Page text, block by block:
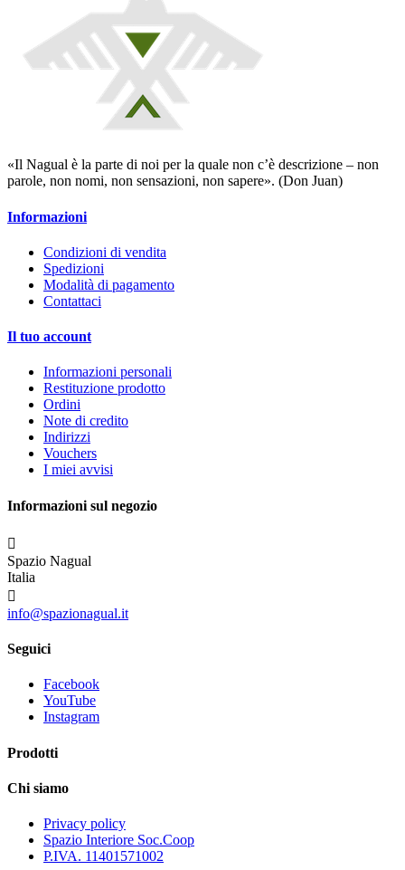
«Il Nagual è la parte di noi per la quale non c’è descrizione – non
parole, non nomi, non sensazioni, non sapere». (Don Juan)
Informazioni
Condizioni di vendita
Spedizioni
Modalità di pagamento
Contattaci
Il tuo account
Informazioni personali
Restituzione prodotto
Ordini
Note di credito
Indirizzi
Vouchers
I miei avvisi
Informazioni sul negozio

Spazio Nagual
Italia

info@spazionagual.it
Seguici
Facebook
YouTube
Instagram
Prodotti
Chi siamo
Privacy policy
Spazio Interiore Soc.Coop
P.IVA. 11401571002